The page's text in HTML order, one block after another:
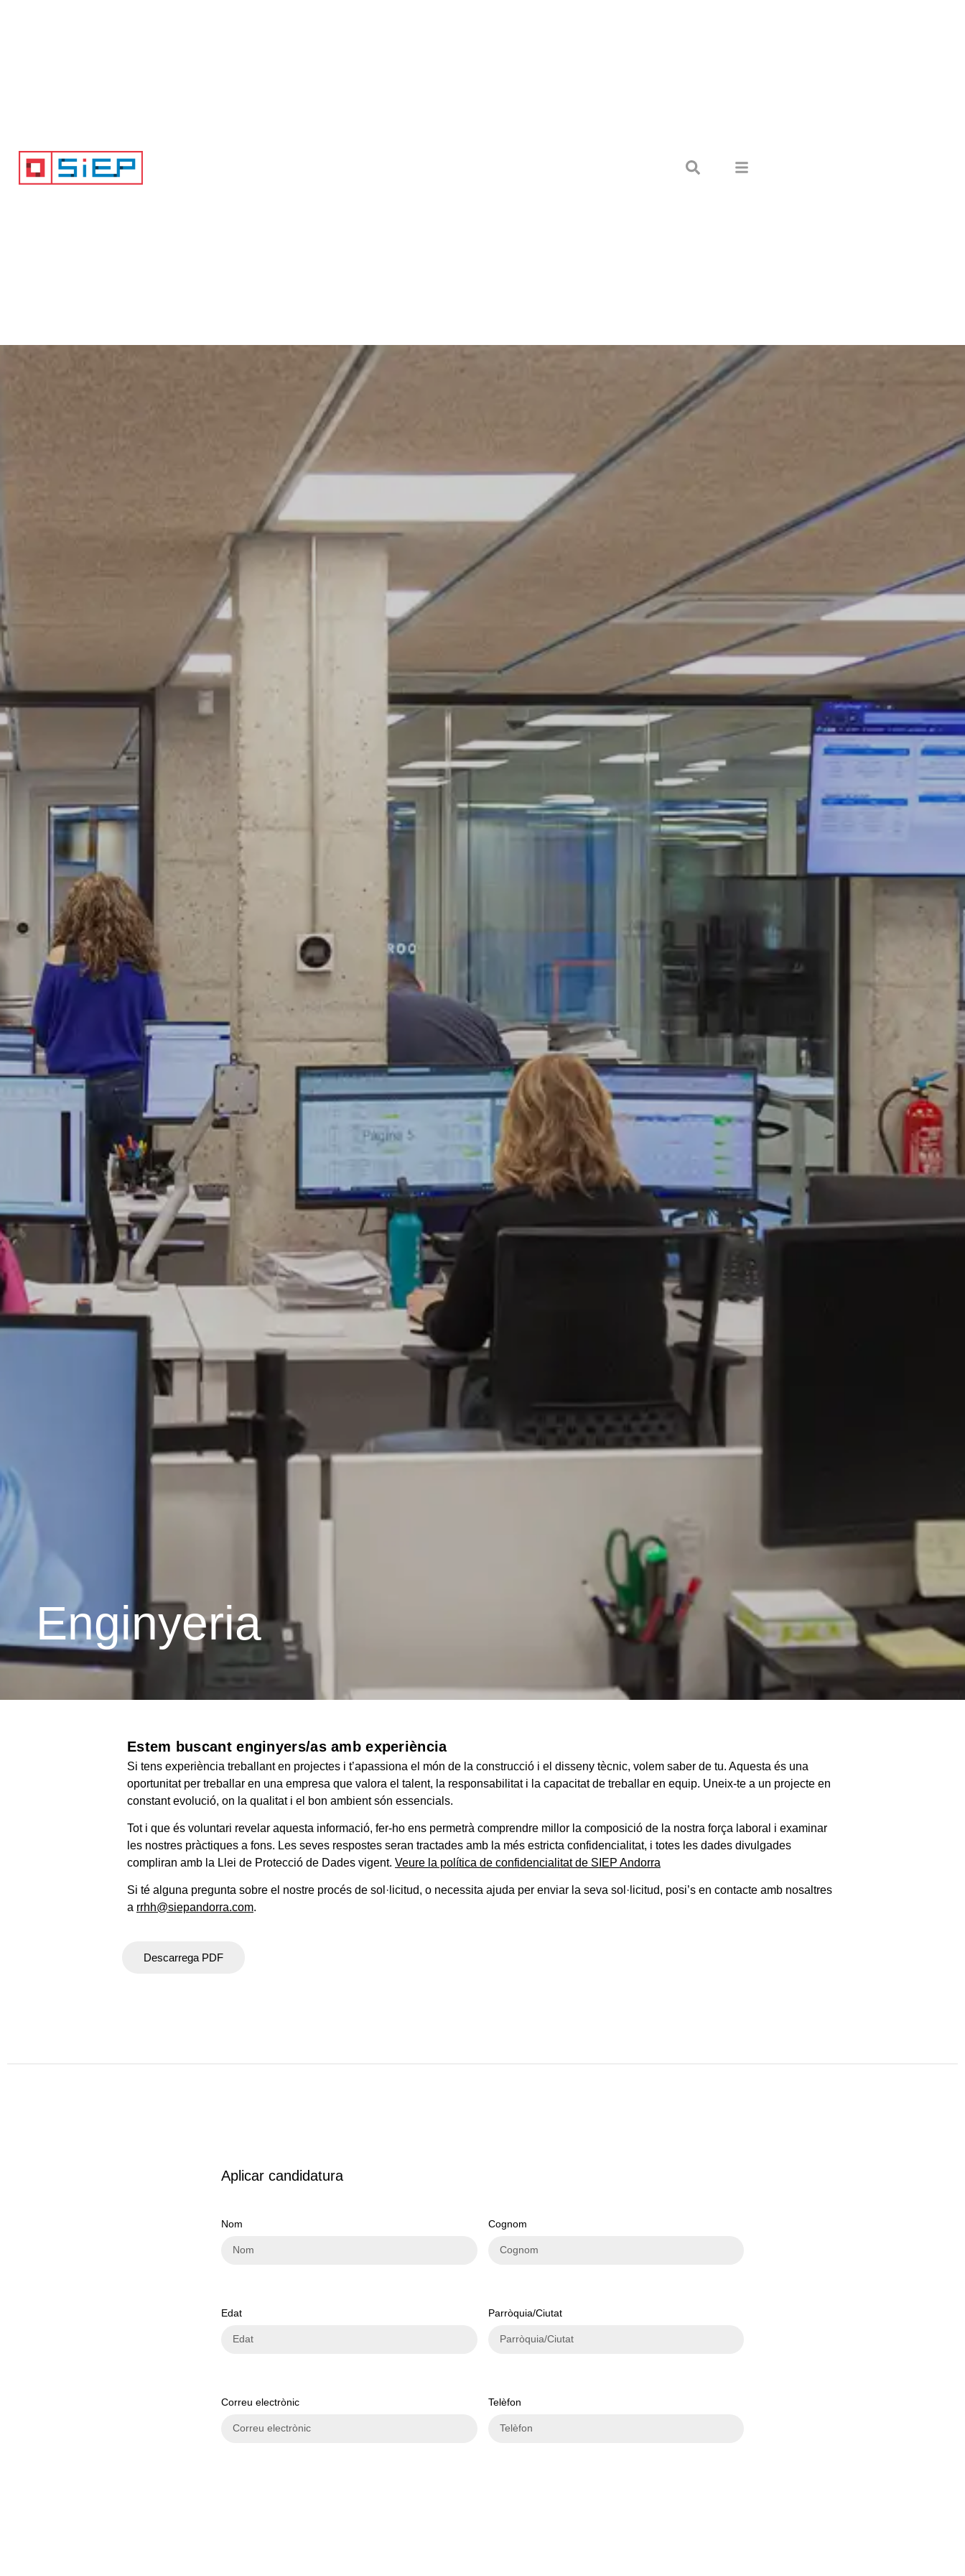
Enginyeria
Estem buscant enginyers/as amb experiència
Si tens experiència treballant en projectes i t’apassiona el món de la construcció i el disseny tècnic, volem saber de tu. Aquesta és una
oportunitat per treballar en una empresa que valora el talent, la responsabilitat i la capacitat de treballar en equip. Uneix-te a un projecte en
constant evolució, on la qualitat i el bon ambient són essencials.
Tot i que és voluntari revelar aquesta informació, fer-ho ens permetrà comprendre millor la composició de la nostra força laboral i examinar
les nostres pràctiques a fons. Les seves respostes seran tractades amb la més estricta confidencialitat, i totes les dades divulgades
compliran amb la Llei de Protecció de Dades vigent. Veure la política de confidencialitat de SIEP Andorra
Si té alguna pregunta sobre el nostre procés de sol·licitud, o necessita ajuda per enviar la seva sol·licitud, posi’s en contacte amb nosaltres
a rrhh@siepandorra.com.
Descarrega PDF
Aplicar candidatura
Nom Cognom
Edat Parròquia/Ciutat
Correu electrònic Telèfon